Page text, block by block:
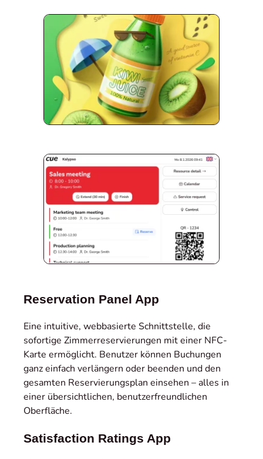
Reservation Panel App
Eine intuitive, webbasierte Schnittstelle, die
sofortige Zimmerreservierungen mit einer NFC-
Karte ermöglicht. Benutzer können Buchungen
ganz einfach verlängern oder beenden und den
gesamten Reservierungsplan einsehen – alles in
einer übersichtlichen, benutzerfreundlichen
Oberfläche.
Satisfaction Ratings App